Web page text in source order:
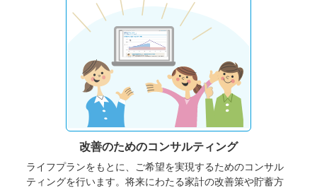
改善のためのコンサルティング
ライフプランをもとに、ご希望を実現するためのコンサル
ティングを行います。将来にわたる家計の改善策や貯蓄方